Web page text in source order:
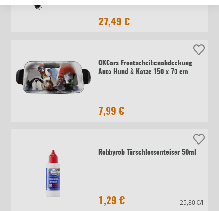
27,49 €
OKCars Frontscheibenabdeckung
Auto Hund & Katze 150 x 70 cm
7,99 €
Robbyrob Türschlossenteiser 50ml
1,29 € 25,80 €/l